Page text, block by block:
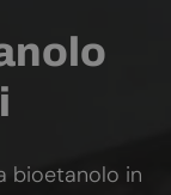
bioetanolo in